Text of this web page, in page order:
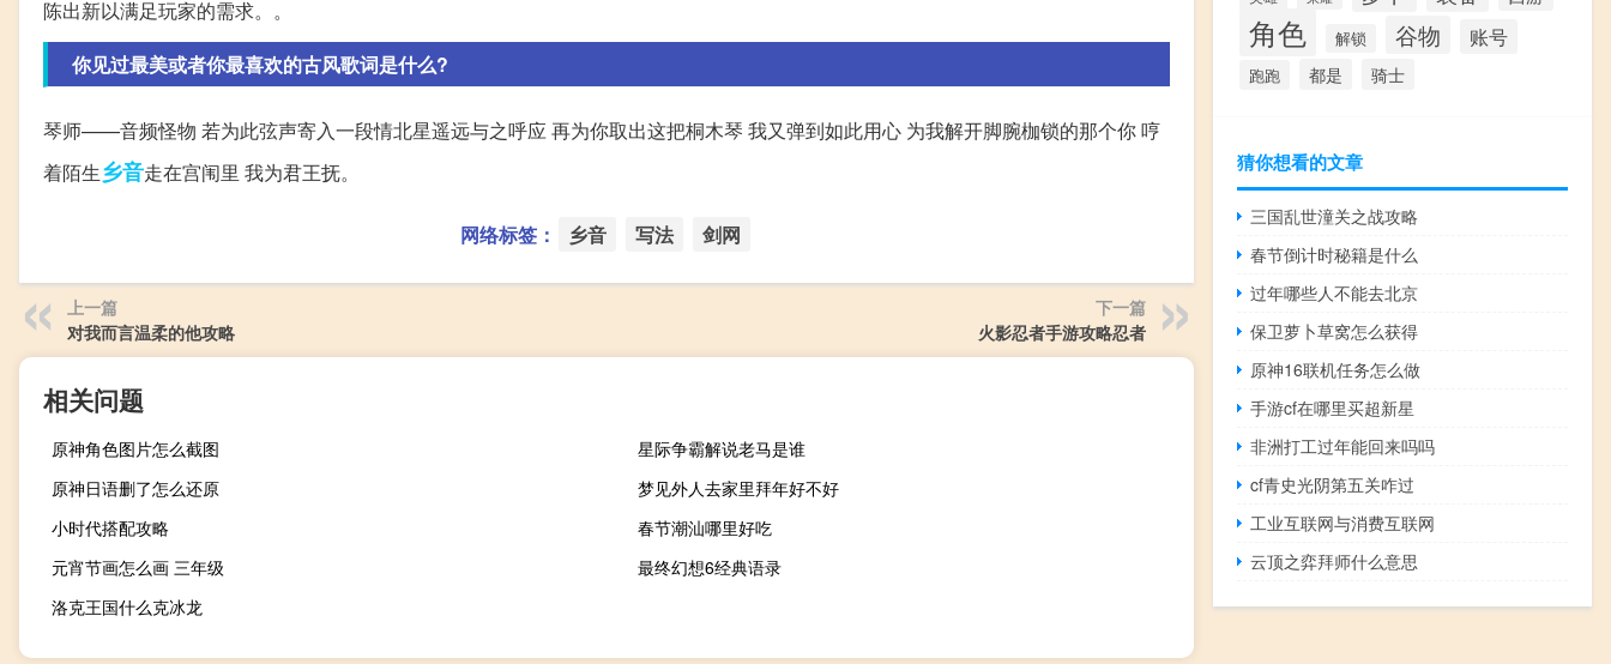
陈出新以满足玩家的需求。。
你见过最美或者你最喜欢的古风歌词是什么?
琴师——音频怪物 若为此弦声寄入一段情北星遥远与之呼应 再为你取出这把桐木琴 我又弹到如此用心 为我解开脚腕枷锁的那个你 哼
着陌生乡音走在宫闱里 我为君王抚。
网络标签： 乡音 写法 剑网
上一篇
对我而言温柔的他攻略
下一篇
火影忍者手游攻略忍者
相关问题
原神角色图片怎么截图
星际争霸解说老马是谁
原神日语删了怎么还原
梦见外人去家里拜年好不好
小时代搭配攻略
春节潮汕哪里好吃
元宵节画怎么画 三年级
最终幻想6经典语录
洛克王国什么克冰龙
角色 解锁 谷物 账号
跑跑 都是 骑士
猜你想看的文章
三国乱世潼关之战攻略
春节倒计时秘籍是什么
过年哪些人不能去北京
保卫萝卜草窝怎么获得
原神16联机任务怎么做
手游cf在哪里买超新星
非洲打工过年能回来吗吗
cf青史光阴第五关咋过
工业互联网与消费互联网
云顶之弈拜师什么意思